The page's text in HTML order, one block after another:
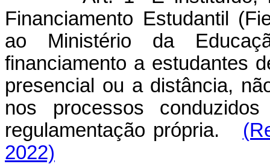
Financiamento Estudantil
ao Ministério da
financiamento a estudantes
presencial ou a distância,
nos processos
regulamentação própria.
2022)